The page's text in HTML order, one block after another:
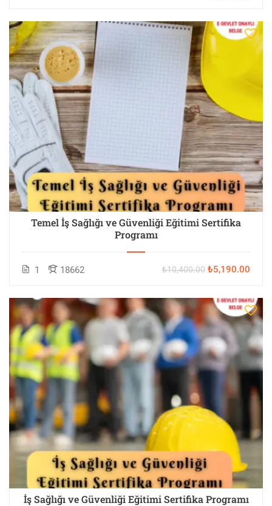
Temel İş Sağlığı ve Güvenliği Eğitimi Sertifika
Programı
1 18662 ₺10,400.00 ₺5,190.00
İş Sağlığı ve Güvenliği Eğitimi Sertifika Programı